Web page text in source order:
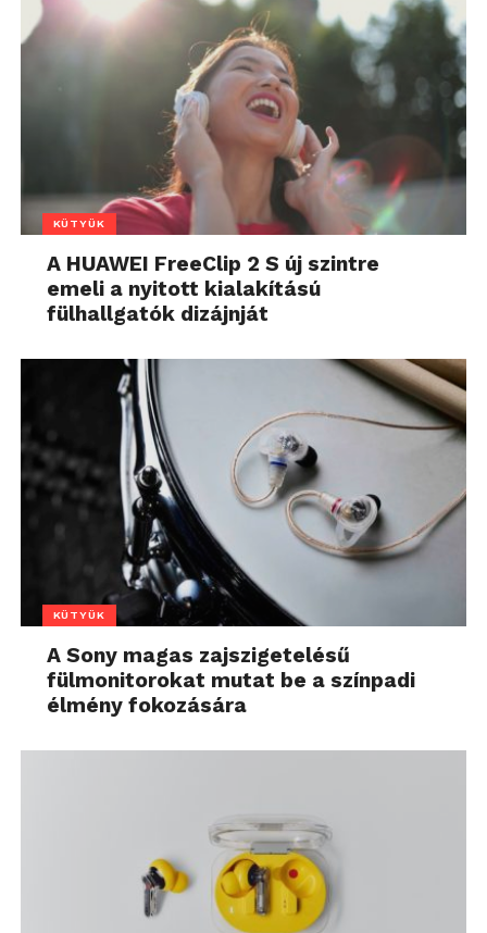
KÜTYÜK
A HUAWEI FreeClip 2 S új szintre
emeli a nyitott kialakítású
fülhallgatók dizájnját
KÜTYÜK
A Sony magas zajszigetelésű
fülmonitorokat mutat be a színpadi
élmény fokozására